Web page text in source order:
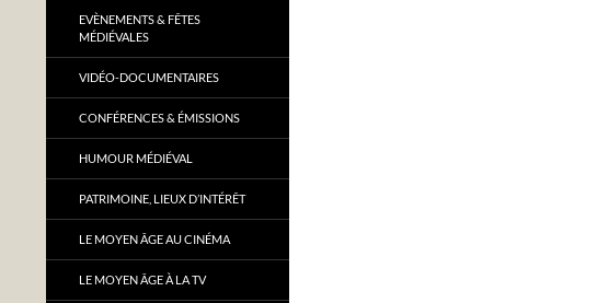
EVÈNEMENTS & FÊTES
MÉDIÉVALES
VIDÉO-DOCUMENTAIRES
CONFÉRENCES & ÉMISSIONS
HUMOUR MÉDIÉVAL
PATRIMOINE, LIEUX D’INTÉRÊT
LE MOYEN ÂGE AU CINÉMA
LE MOYEN ÂGE À LA TV